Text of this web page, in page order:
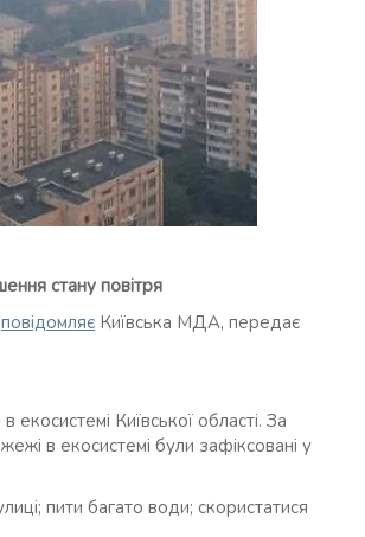
стану повітря
повідомляє Київська МДА, передає
Київської області. За
в екосистемі були зафіксовані у
пити багато води; скористатися